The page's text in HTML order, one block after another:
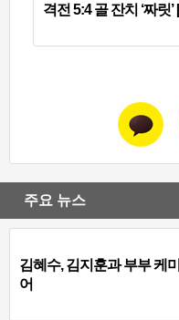
격전 5:4 골 잔치 ‘짜릿
주요 뉴스
김혜수, 김지훈과 부부 케
어